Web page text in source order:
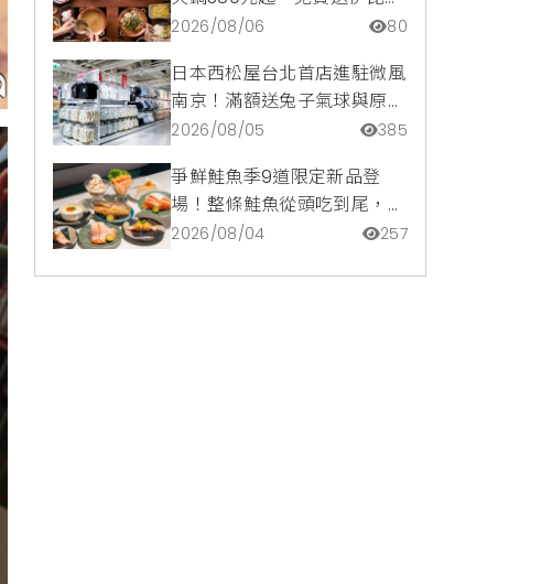
豬再享青森蘋果冰淇淋加購
2026/08/06 80
日本西松屋台北首店進駐微風
南京！滿額送兔子氣球與原創
托特包，指定夏裝享8折優惠
2026/08/05 385
爭鮮鮭魚季9道限定新品登
場！整條鮭魚從頭吃到尾，鹹
甜鮭魚卵霜淇淋開吃，滿額再
2026/08/04 257